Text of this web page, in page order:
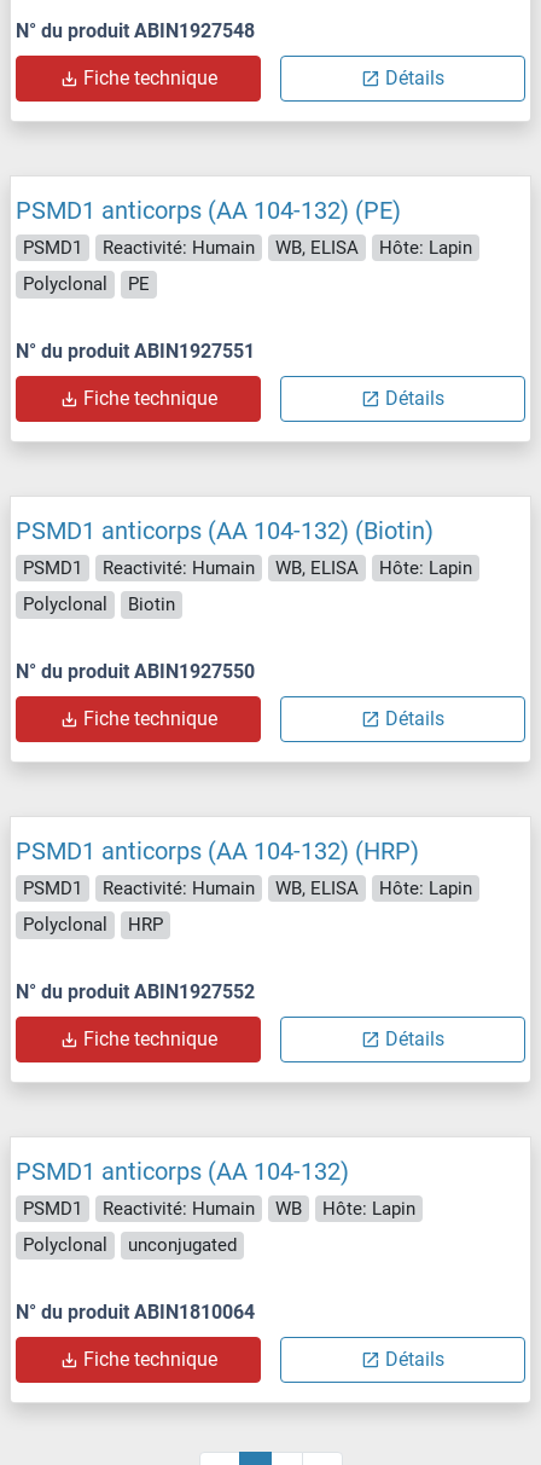
N° du produit ABIN1927548
Fiche technique Détails
PSMD1 anticorps (AA 104-132) (PE)
PSMD1 Reactivité: Humain WB, ELISA
Hôte: Lapin
Polyclonal
PE
N° du produit ABIN1927551
Fiche technique Détails
PSMD1 anticorps (AA 104-132) (Biotin)
PSMD1 Reactivité: Humain WB, ELISA
Hôte: Lapin
Polyclonal
Biotin
N° du produit ABIN1927550
Fiche technique Détails
PSMD1 anticorps (AA 104-132) (HRP)
PSMD1 Reactivité: Humain WB, ELISA
Hôte: Lapin
Polyclonal
HRP
N° du produit ABIN1927552
Fiche technique Détails
PSMD1 anticorps (AA 104-132)
PSMD1 Reactivité: Humain WB
Hôte: Lapin
Polyclonal
unconjugated
N° du produit ABIN1810064
Fiche technique Détails